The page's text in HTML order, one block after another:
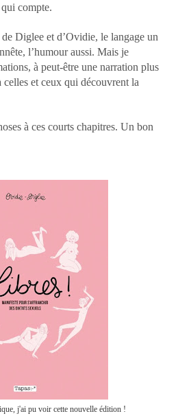
compte.
Diglee et d’Ovidie, le langage un
l’humour aussi. Mais je
à peut-être une narration plus
celles et ceux qui découvrent la
à ces courts chapitres. Un bon
j'ai pu voir cette nouvelle édition !